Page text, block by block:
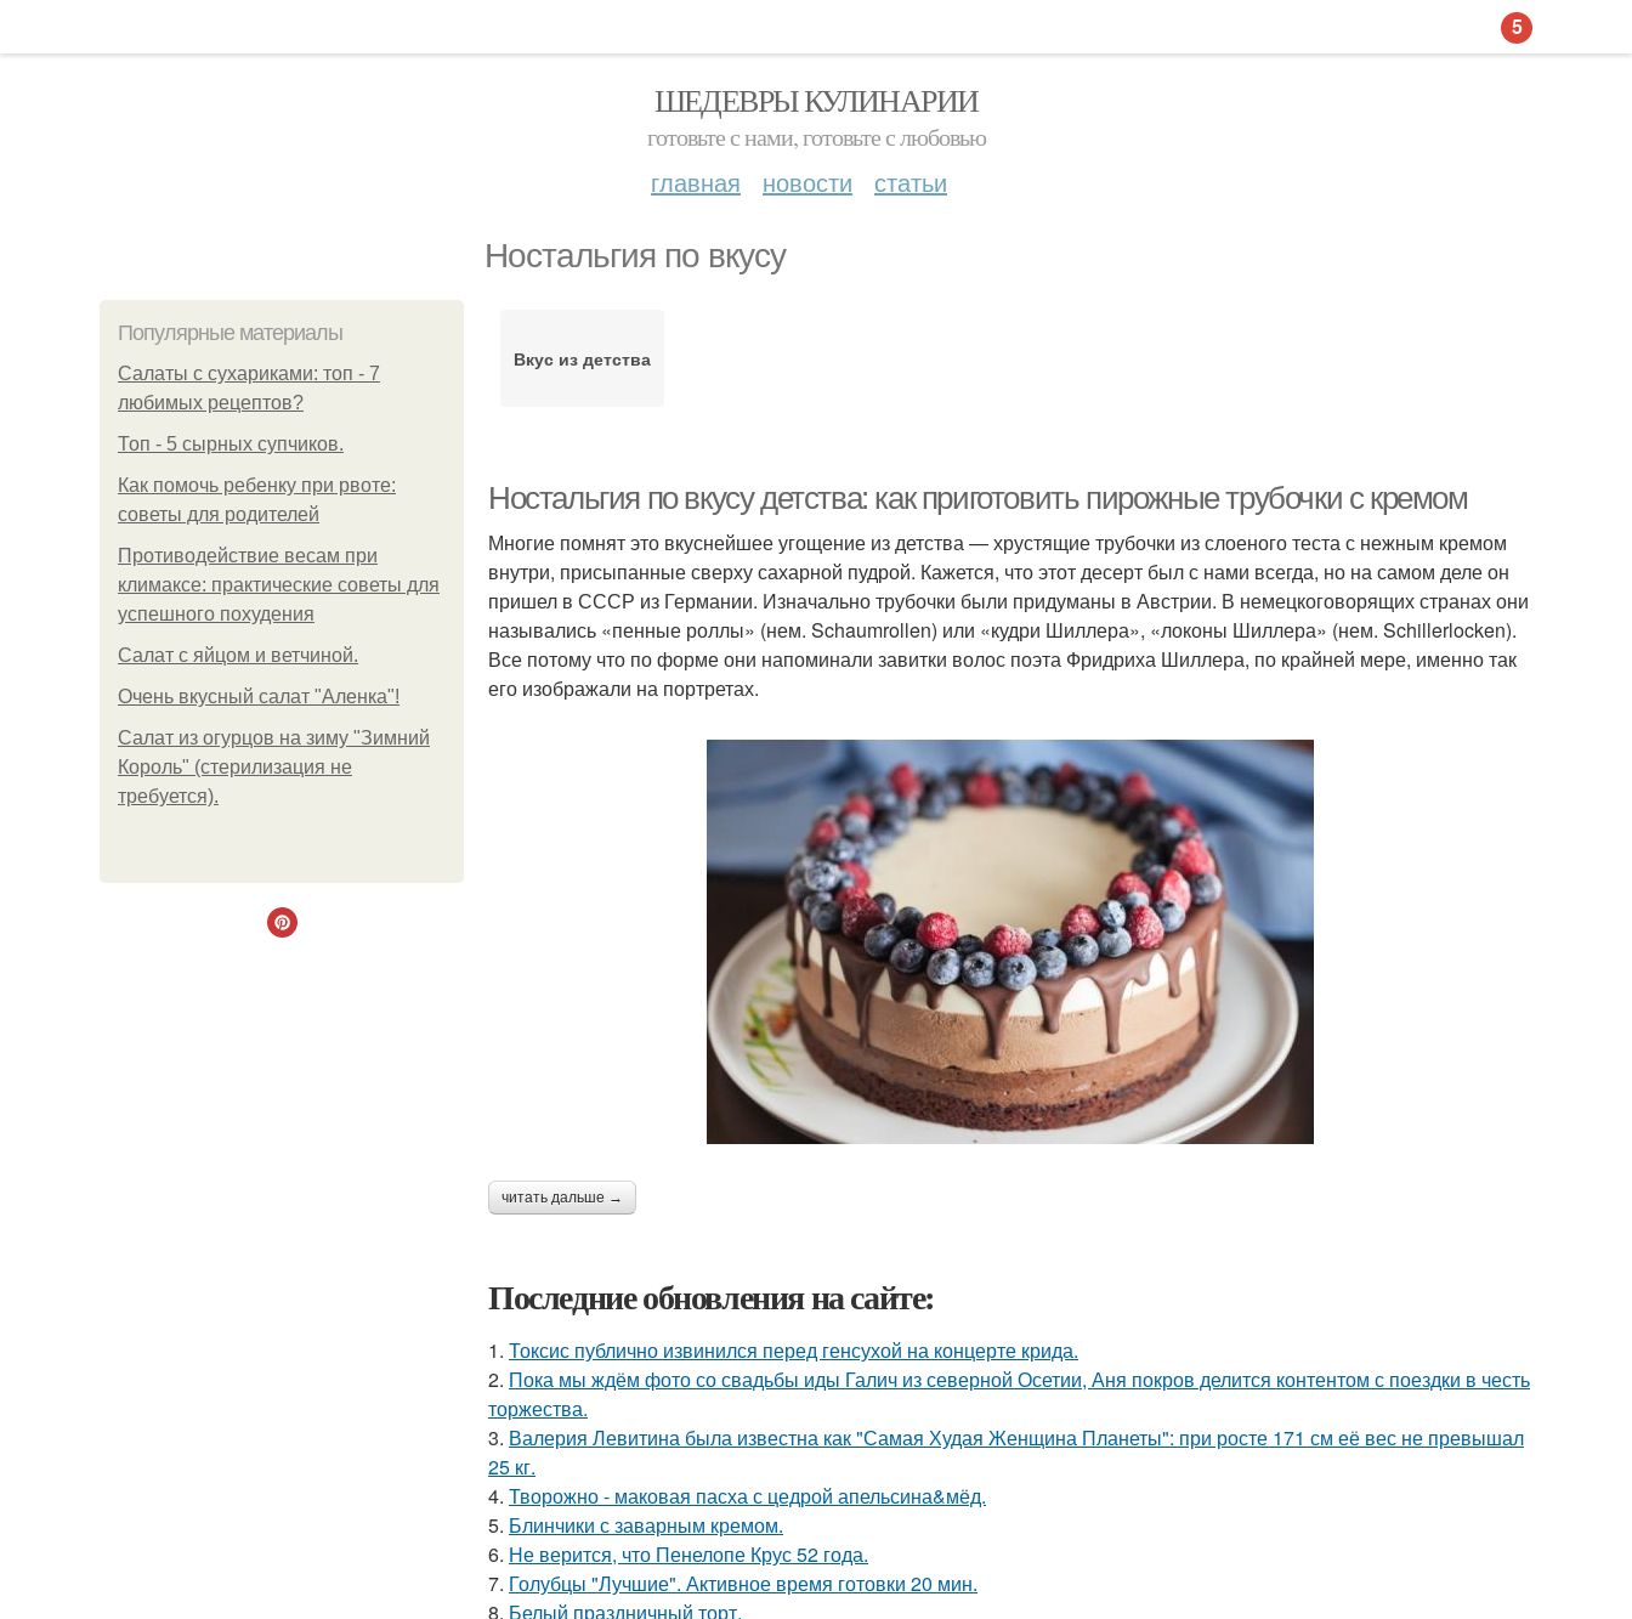
ШЕДЕВРЫ КУЛИНАРИИ
готовьте с нами, готовьте с любовью
главная новости статьи
Ностальгия по вкусу
Популярные материалы
Салаты с сухариками: топ - 7
любимых рецептов?
Топ - 5 сырных супчиков.
Как помочь ребенку при рвоте:
советы для родителей
Противодействие весам при
климаксе: практические советы для
успешного похудения
Салат с яйцом и ветчиной.
Очень вкусный салат "Аленка"!
Салат из огурцов на зиму "Зимний
Король" (стерилизация не
требуется).
Вкус из детства
Ностальгия по вкусу детства: как приготовить пирожные трубочки с кремом
Многие помнят это вкуснейшее угощение из детства — хрустящие трубочки из слоеного теста с нежным кремом
внутри, присыпанные сверху сахарной пудрой. Кажется, что этот десерт был с нами всегда, но на самом деле он
пришел в СССР из Германии. Изначально трубочки были придуманы в Австрии. В немецкоговорящих странах они
назывались «пенные роллы» (нем. Schaumrollen) или «кудри Шиллера», «локоны Шиллера» (нем. Schillerlocken).
Все потому что по форме они напоминали завитки волос поэта Фридриха Шиллера, по крайней мере, именно так
его изображали на портретах.
читать дальше →
Последние обновления на сайте:
1. Токсис публично извинился перед генсухой на концерте крида.
2. Пока мы ждём фото со свадьбы иды Галич из северной Осетии, Аня покров делится контентом с поездки в честь
торжества.
3. Валерия Левитина была известна как "Самая Худая Женщина Планеты": при росте 171 см её вес не превышал
25 кг.
4. Творожно - маковая пасха с цедрой апельсина&мёд.
5. Блинчики с заварным кремом.
6. Не верится, что Пенелопе Крус 52 года.
7. Голубцы "Лучшие". Активное время готовки 20 мин.
8. Белый праздничный торт.
5